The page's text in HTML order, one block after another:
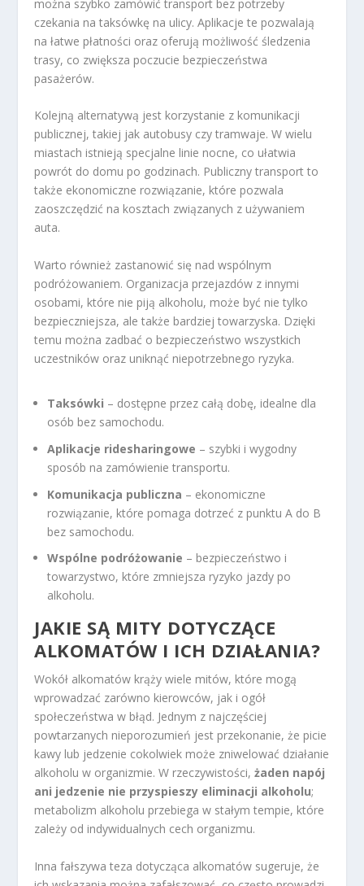
można szybko zamówić transport bez potrzeby
czekania na taksówkę na ulicy. Aplikacje te pozwalają
na łatwe płatności oraz oferują możliwość śledzenia
trasy, co zwiększa poczucie bezpieczeństwa
pasażerów.
Kolejną alternatywą jest korzystanie z komunikacji
publicznej, takiej jak autobusy czy tramwaje. W wielu
miastach istnieją specjalne linie nocne, co ułatwia
powrót do domu po godzinach. Publiczny transport to
także ekonomiczne rozwiązanie, które pozwala
zaoszczędzić na kosztach związanych z używaniem
auta.
Warto również zastanowić się nad wspólnym
podróżowaniem. Organizacja przejazdów z innymi
osobami, które nie piją alkoholu, może być nie tylko
bezpieczniejsza, ale także bardziej towarzyska. Dzięki
temu można zadbać o bezpieczeństwo wszystkich
uczestników oraz uniknąć niepotrzebnego ryzyka.
Taksówki – dostępne przez całą dobę, idealne dla
osób bez samochodu.
Aplikacje ridesharingowe – szybki i wygodny
sposób na zamówienie transportu.
Komunikacja publiczna – ekonomiczne
rozwiązanie, które pomaga dotrzeć z punktu A do B
bez samochodu.
Wspólne podróżowanie – bezpieczeństwo i
towarzystwo, które zmniejsza ryzyko jazdy po
alkoholu.
JAKIE SĄ MITY DOTYCZĄCE
ALKOMATÓW I ICH DZIAŁANIA?
Wokół alkomatów krąży wiele mitów, które mogą
wprowadzać zarówno kierowców, jak i ogół
społeczeństwa w błąd. Jednym z najczęściej
powtarzanych nieporozumień jest przekonanie, że picie
kawy lub jedzenie cokolwiek może zniwelować działanie
alkoholu w organizmie. W rzeczywistości,żaden napój
ani jedzenie nie przyspieszy eliminacji alkoholu;
metabolizm alkoholu przebiega w stałym tempie, które
zależy od indywidualnych cech organizmu.
Inna fałszywa teza dotycząca alkomatów sugeruje, że